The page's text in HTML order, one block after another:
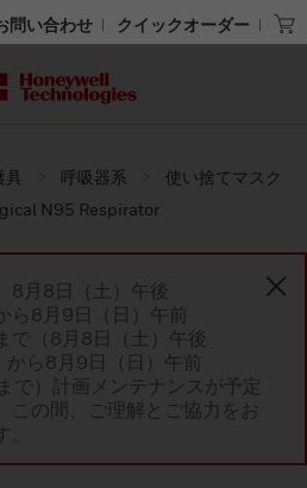
問い合わせ クイックオーダー
具 呼吸器系
使い捨てマスク
N95 Respirator
8月8日（土）午後
ら8月9日（日）午前
で（8月8日（土）午後
ら8月9日（日）午前
で）計画メンテナンスが予定
この間、ご理解とご協力をお